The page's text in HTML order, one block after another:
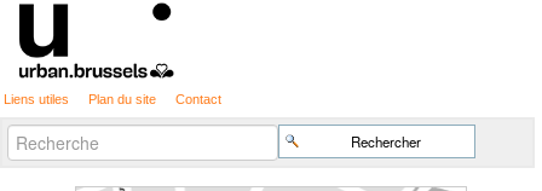
Liens utiles Plan du site Contact
Chercher par
Recherche
avancée…